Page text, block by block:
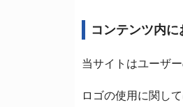
コンテンツ内
当サイトはユーザ
ロゴの使用に関し